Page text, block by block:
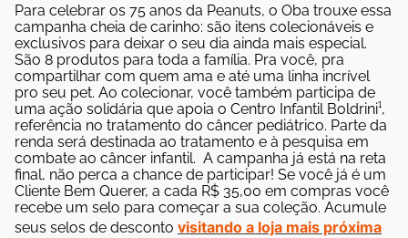
Para celebrar os 75 anos da Peanuts, o Oba trouxe essa
campanha cheia de carinho: são itens colecionáveis e
exclusivos para deixar o seu dia ainda mais especial.
São 8 produtos para toda a família. Pra você, pra
compartilhar com quem ama e até uma linha incrível
pro seu pet. Ao colecionar, você também participa de
uma ação solidária que apoia o Centro Infantil Boldrini¹,
referência no tratamento do câncer pediátrico. Parte da
renda será destinada ao tratamento e à pesquisa em
combate ao câncer infantil. A campanha já está na reta
final, não perca a chance de participar! Se você já é um
Cliente Bem Querer, a cada R$ 35,00 em compras você
recebe um selo para começar a sua coleção. Acumule
seus selos de desconto visitando a loja mais próxima